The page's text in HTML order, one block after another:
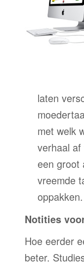
laten
met welk
verhaal
een groot
vreemde
oppakken.
Notities
Hoe eerder
beter.